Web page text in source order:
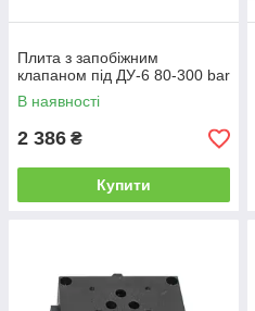
Плита з запобіжним
клапаном під ДУ-6 80-300 bar
В наявності
2 386 ₴
Купити